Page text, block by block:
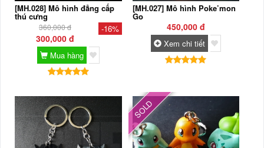
[MH.028] Mô hình đẳng cấp
thú cưng
360,000 đ -16%
300,000 đ
Mua hàng
[MH.027] Mô hình Poke’mon
Go
450,000 đ
Xem chi tiết
SOLD